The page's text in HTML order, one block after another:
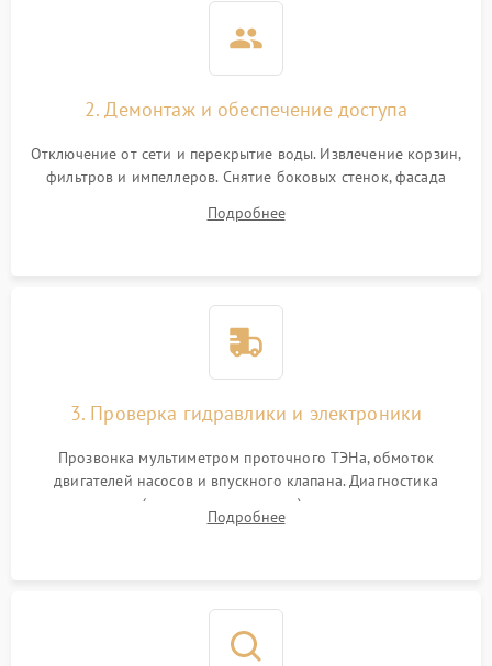
2. Демонтаж и обеспечение доступа
Отключение от сети и перекрытие воды. Извлечение корзин,
фильтров и импеллеров. Снятие боковых стенок, фасада
циркуляционному насосу, ТЭНу и сливной помпе.
Подробнее
3. Проверка гидравлики и электроники
Прозвонка мультиметром проточного ТЭНа, обмоток
двигателей насосов и впускного клапана. Диагностика
прессостата (датчика уровня воды), датчика мутности,
концевика дверцы и электронного модуля управления.
Подробнее